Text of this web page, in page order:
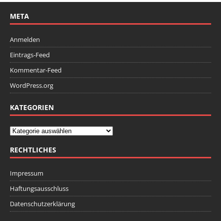
META
Anmelden
Eintrags-Feed
Kommentar-Feed
WordPress.org
KATEGORIEN
RECHTLICHES
Impressum
Haftungsausschluss
Datenschutzerklärung